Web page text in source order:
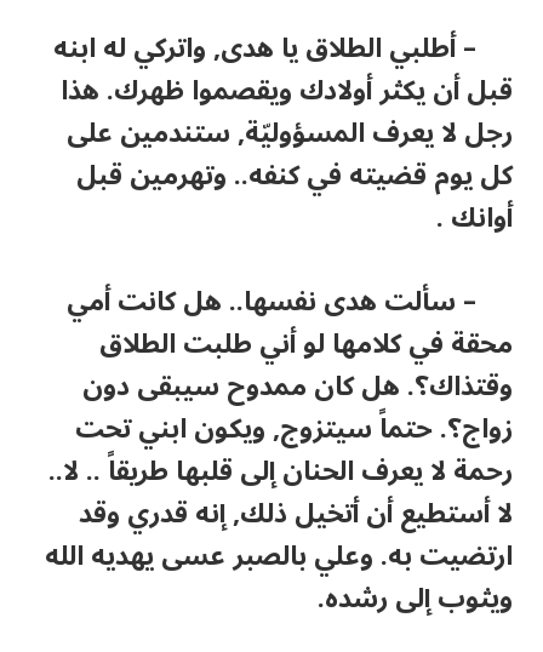
– أطلبي الطلاق يا هدى, واتركي له ابنه
قبل أن يكثر أولادك ويقصموا ظهرك. هذا
رجل لا يعرف المسؤوليّة, ستندمين على
كل يوم قضيته في كنفه.. وتهرمين قبل
أوانك .
– سألت هدى نفسها.. هل كانت أمي
محقة في كلامها لو أني طلبت الطلاق
وقتذاك؟. هل كان ممدوح سيبقى دون
زواج؟. حتماً سيتزوج, ويكون ابني تحت
رحمة لا يعرف الحنان إلى قلبها طريقاً .. لا..
لا أستطيع أن أتخيل ذلك, إنه قدري وقد
ارتضيت به. وعلي بالصبر عسى يهديه الله
ويثوب إلى رشده.